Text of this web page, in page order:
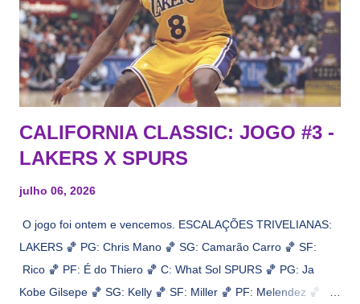
CALIFORNIA CLASSIC: JOGO #3 -
LAKERS X SPURS
julho 06, 2026
O jogo foi ontem e vencemos. ESCALAÇÕES TRIVELIANAS:
LAKERS 🏀 PG: Chris Mano 🏀 SG: Camarão Carro 🏀 SF:
Rico 🏀 PF: É do Thiero 🏀 C: What Sol SPURS 🏀 PG: Ja
Kobe Gilsepe 🏀 SG: Kelly 🏀 SF: Miller 🏀 PF: Melendez 🏀 C: